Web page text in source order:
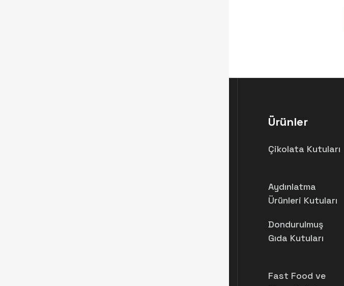
Ürünler
Çikolata Kutuları
Aydınlatma
Ürünleri Kutuları
Dondurulmuş
Gıda Kutuları
Fast Food ve